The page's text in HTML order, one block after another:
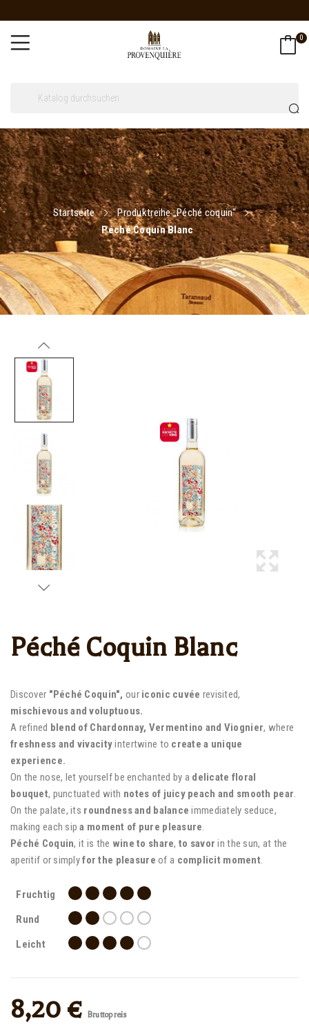
0
Startseite
Produktreihe „Péché coquin“
Péché Coquin Blanc
Péché Coquin Blanc
Discover "Péché Coquin", our iconic cuvée revisited,
mischievous and voluptuous.
A refined blend of Chardonnay, Vermentino and Viognier, where
freshness and vivacityintertwine to create a unique
experience.
On the nose, let yourself be enchanted by a delicate floral
bouquet, punctuated with notes of juicy peach and smooth pear.
On the palate, its roundness and balance immediately seduce,
making each sipa moment of pure pleasure.
Péché Coquin, it is the wine to share, to savor in the sun, at the
aperitif or simplyfor the pleasure of a complicit moment.
Fruchtig
Rund
Leicht
8,20 € Bruttopreis